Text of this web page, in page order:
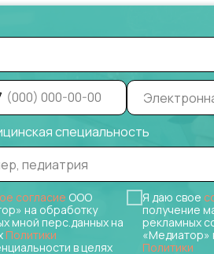
специальность
согласие ООО
на обработку
мной перс.данных на
Политики
в целях
Я даю свое
получение
рекламных
«Медиатор»
Политики